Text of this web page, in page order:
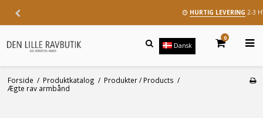
HURTIG LEVERING 2-3
Dansk
0
Forside / Produktkatalog / Produkter / Products /
Ægte rav armbånd